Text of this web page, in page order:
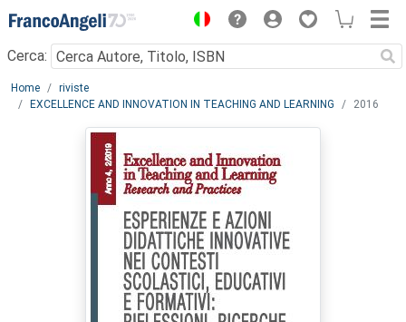
Menu
Cerca:
Main content
Home
riviste
EXCELLENCE AND INNOVATION IN TEACHING AND LEARNING
2016